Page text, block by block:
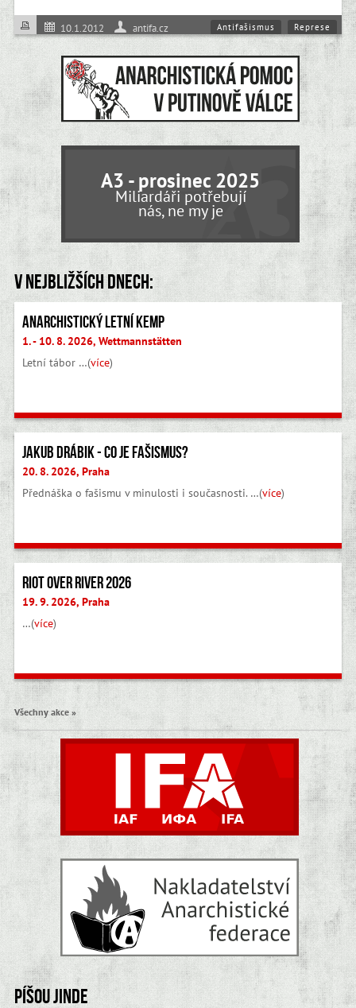
10.1.2012 antifa.cz Antifašismus
Represe
Z domova
Akce
A3 - prosinec 2025
Miliardáři potřebují
nás, ne my je
V nejbližších dnech:
Anarchistický letní kemp
1. - 10. 8. 2026, Wettmannstätten
Letní tábor …(více)
Jakub Drábik - Co je fašismus?
20. 8. 2026, Praha
Přednáška o fašismu v minulosti i současnosti. …(více)
Riot Over River 2026
19. 9. 2026, Praha
…(více)
Všechny akce »
Píšou jinde